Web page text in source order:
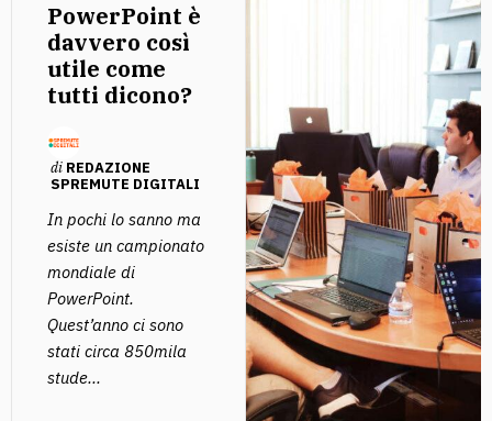
PowerPoint è
davvero così
utile come
tutti dicono?
di REDAZIONE
SPREMUTE DIGITALI
In pochi lo sanno ma
esiste un campionato
mondiale di
PowerPoint.
Quest’anno ci sono
stati circa 850mila
stude...